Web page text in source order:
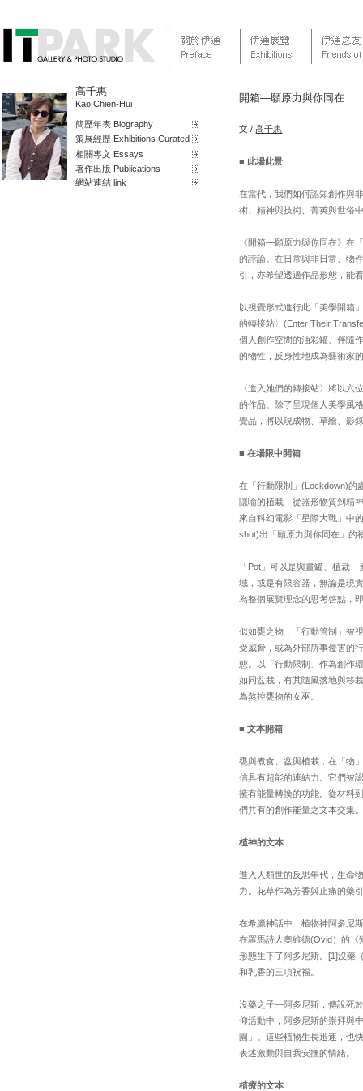
高千惠
Kao Chien-Hui
簡歷年表 Biography
策展經歷 Exhibitions Curated
相關專文 Essays
著作出版 Publications
網站連結 link
開箱—願原力與你同在
文 /高千惠
■ 此場此景
在當代，我們如何認知創作與
術、精神與技術、菁英與世俗
《開箱—願原力與你同在》在
的誖論。在日常與非日常、物
引，亦希望透過作品形態，能
以視覺形式進行此「美學開箱
的轉接站〉(Enter Their
個人創作空間的油彩罐、伴隨
的物性，反身性地成為藝術家
〈進入她們的轉接站〉將以
的作品。除了呈現個人美學風
覺品，將以現成物、草繪、影
■在場限中開箱
在「行動限制」(Lockdown)的
隱喻的植栽，從器形物質到精
來自科幻電影「星際大戰」中
shot)出「願原力與你同在」的
「Pot」可以是與畫罐、植裁
域，或是有限容器，無論是現
為整個展覽理念的思考啓點，
似如甕之物，「行動管制」被
受威脅，或為外部所事侵害的
態。以「行動限制」作為創作
如同盆栽，有其隨風落地與移
為熬控甕物的女巫。
■文本開箱
甕與煮食、盆與植栽，在「物
信具有超能的連結力。它們被
擁有能量轉換的功能。從材料
們共有的創作能量之文本交集
植神的文本
進入人類世的反思年代，生命
力。花草作為芳香與止痛的藥
在希臘神話中，植物神阿多尼
在羅馬詩人奧維德(Ovid）的《
形態生下了阿多尼斯。[1]沒藥
和乳香的三項祝福。
沒藥之子—阿多尼斯，傳說死
仰活動中，阿多尼斯的崇拜與
園」。這些植物生長迅速，也
表述激動與自我安撫的情緒。
植療的文本